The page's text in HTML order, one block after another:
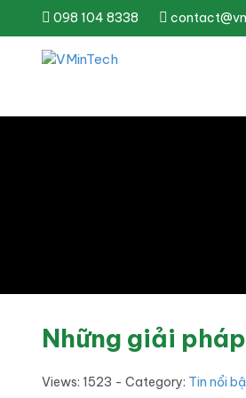
098 104 8338
Những giải
Views: 1523 - Category: Tin nổi